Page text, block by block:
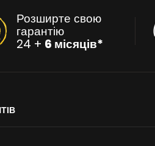
Розширте свою
гарантію
24 + 6 місяців*